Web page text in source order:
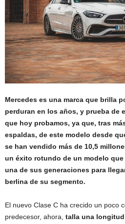
Mercedes es una marca que brilla
perduran en los años, y prueba de
que hoy probamos, ya que, tras
espaldas, de este modelo desde
se han vendido más de 10,5
un éxito rotundo de un modelo
una de sus generaciones para
berlina de su segmento.
El nuevo Clase C ha crecido un poco
predecesor, ahora, talla una